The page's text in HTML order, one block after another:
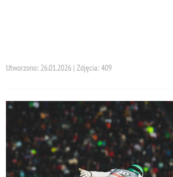
Utworzono: 26.01.2026 | Zdjęcia: 409